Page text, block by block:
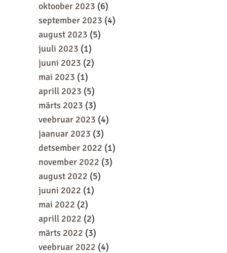
oktoober 2023 (6)
september 2023 (4)
august 2023 (5)
juuli 2023 (1)
juuni 2023 (2)
mai 2023 (1)
aprill 2023 (5)
märts 2023 (3)
veebruar 2023 (4)
jaanuar 2023 (3)
detsember 2022 (1)
november 2022 (3)
august 2022 (5)
juuni 2022 (1)
mai 2022 (2)
aprill 2022 (2)
märts 2022 (3)
veebruar 2022 (4)